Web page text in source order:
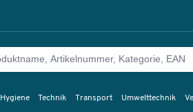
Technik Transport Umwelttechnik